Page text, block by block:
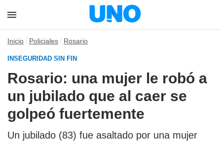
Inicio Policiales Rosario
INSEGURIDAD SIN FIN
Rosario: una mujer le robó a
un jubilado que al caer se
golpeó fuertemente
Un jubilado (83) fue asaltado por una mujer